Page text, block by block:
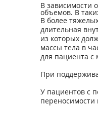
В зависимости
объемов. В
В более
длительная
из которых
массы тела в
для пациента с
При
У пациентов с